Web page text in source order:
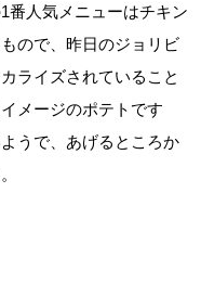
番人気メニューはチキン
ので、昨日のジョリビ
ライズされていること
メージのポテトです
うで、あげるところか